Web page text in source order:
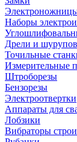
Наборы
Дрели и
Точильные
Измерительные
Штроборезы
Бензорезы
Электроотвертки
Аппараты для
Лобзики
Вибраторы